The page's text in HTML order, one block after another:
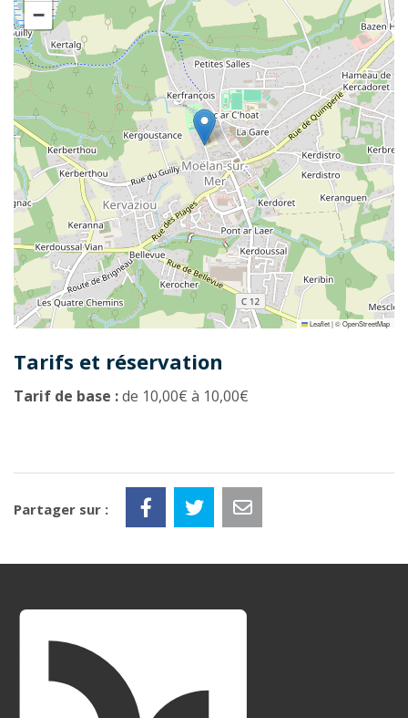
−
Leaflet|©OpenStreetMap
Tarifs et réservation
Tarif de base :de 10,00€ à 10,00€
Partager sur :